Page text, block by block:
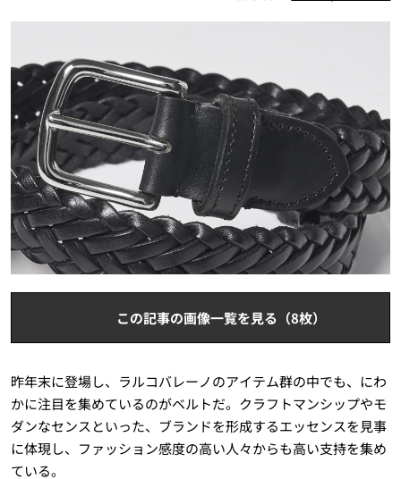
この記事の画像一覧を見る（8枚）
昨年末に登場し、ラルコバレーノのアイテム群の中でも、にわ
かに注目を集めているのがベルトだ。クラフトマンシップやモ
ダンなセンスといった、ブランドを形成するエッセンスを見事
に体現し、ファッション感度の高い人々からも高い支持を集め
ている。